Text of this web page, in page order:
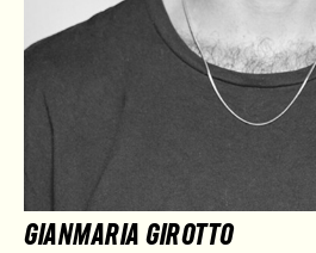
GIANMARIA GIROTTO